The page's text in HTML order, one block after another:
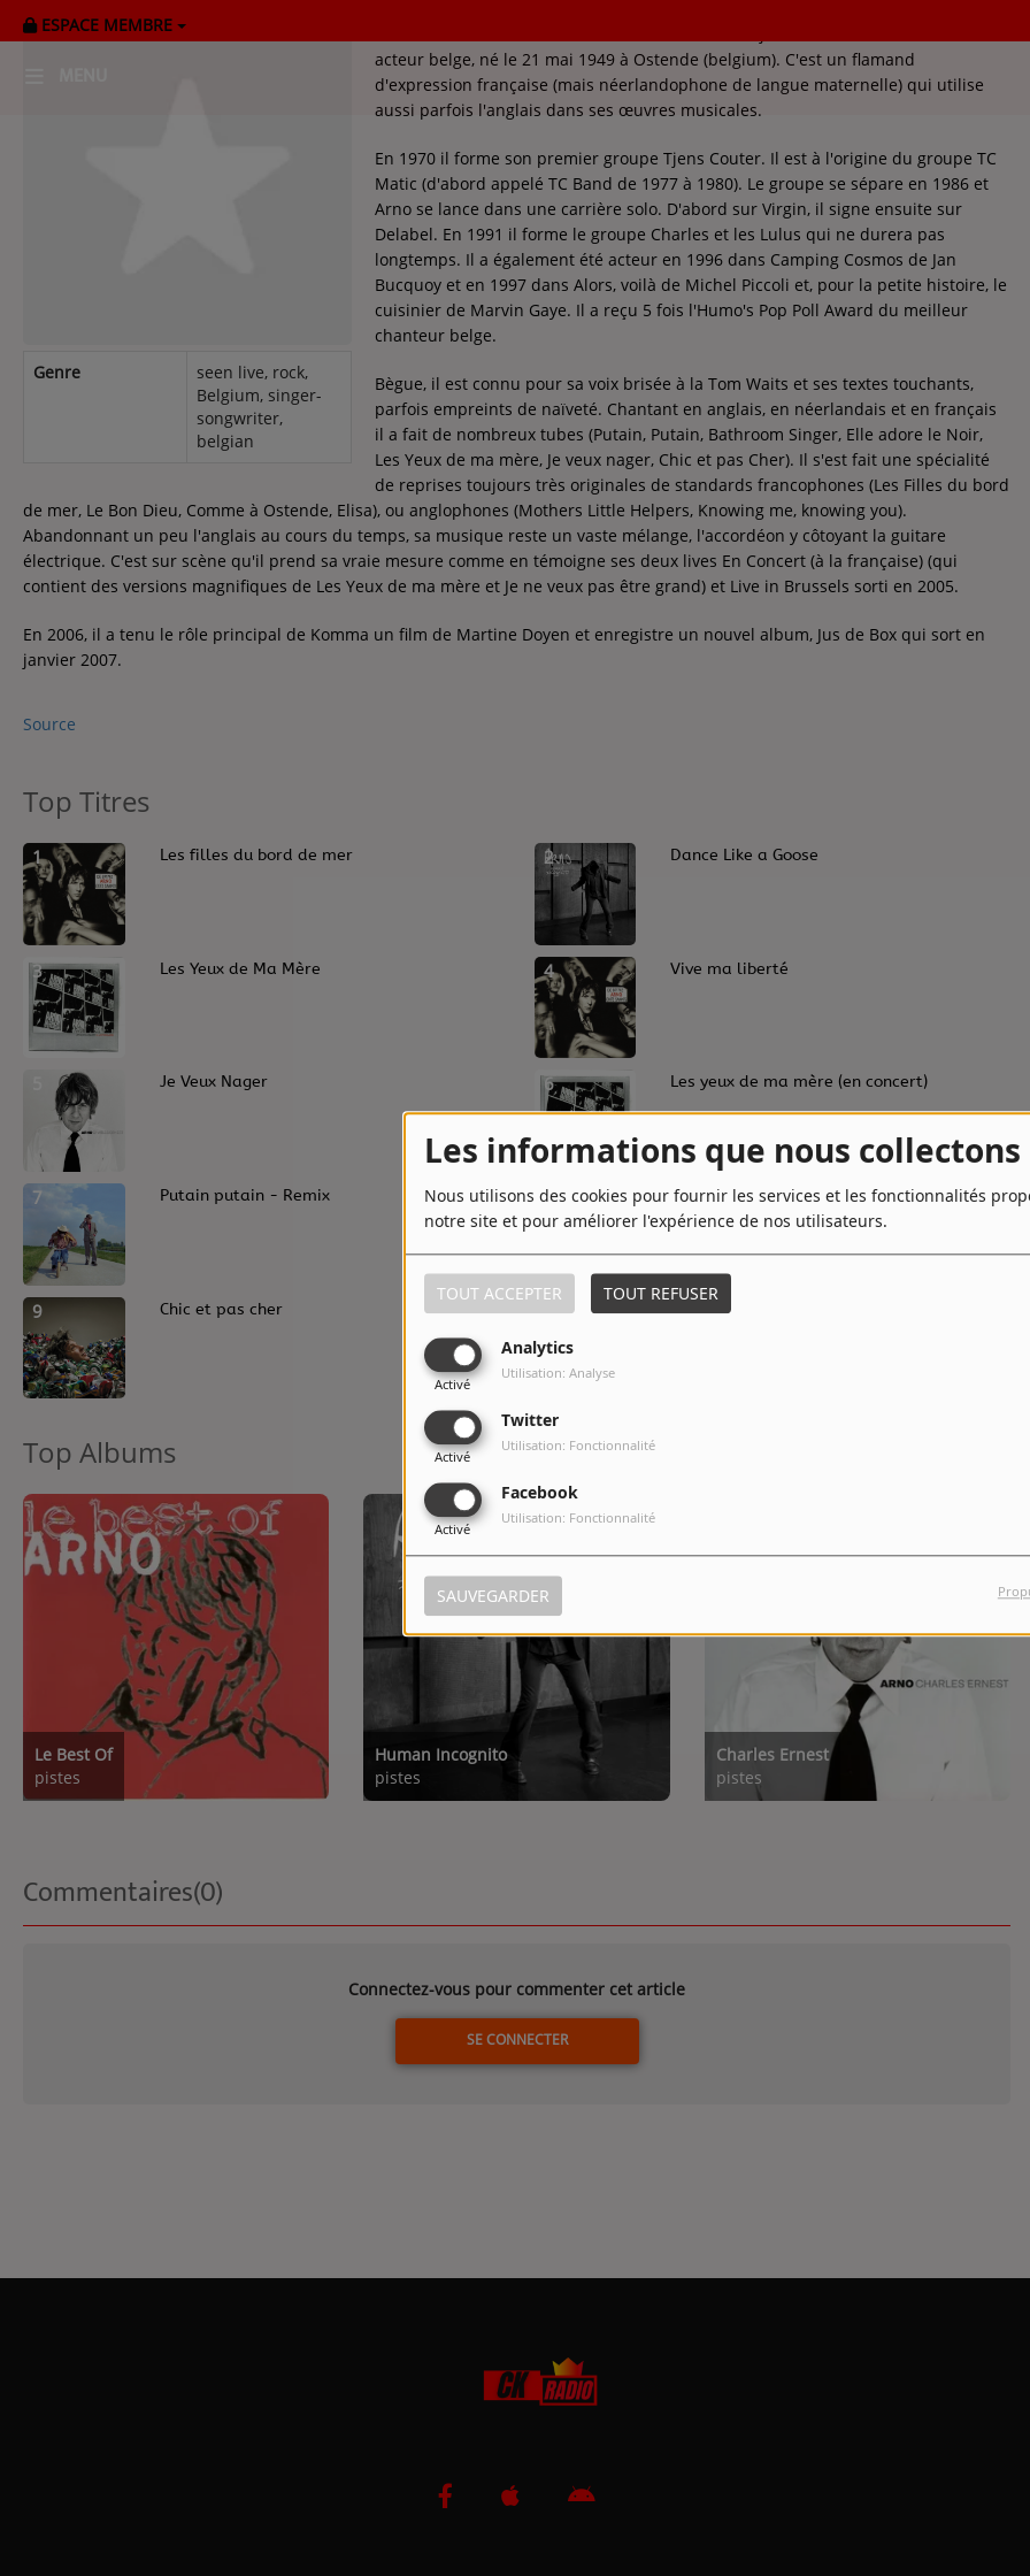
Les informations que nous collectons
Nous utilisons des cookies pour fournir les services et les fonctionnalités
notre site et pour améliorer l'expérience de nos utilisateurs.
TOUT ACCEPTER TOUT REFUSER
Analytics
Activé
Utilisation: Analyse
Twitter
Activé
Utilisation: Fonctionnalité
Facebook
Activé
Utilisation: Fonctionnalité
SAUVEGARDER
ESPACE MEMBRE
Cultur'Ciné - Jean Meurice
Contact
Contact
Régie Publicitaire
Recherche d'un titre
Genre
seen live, rock,
Belgium, singer-
songwriter,
belgian
acteur belge, né le 21 mai 1949 à Ostende (belgium). C'est un flamand
d'expression française (mais néerlandophone de langue maternelle) qui utilise
aussi parfois l'anglais dans ses œuvres musicales.
En 1970 il forme son premier groupe Tjens Couter. Il est à l'origine du groupe TC
Matic (d'abord appelé TC Band de 1977 à 1980). Le groupe se sépare en 1986 et
Arno se lance dans une carrière solo. D'abord sur Virgin, il signe ensuite sur
Delabel. En 1991 il forme le groupe Charles et les Lulus qui ne durera pas
longtemps. Il a également été acteur en 1996 dans Camping Cosmos de Jan
Bucquoy et en 1997 dans Alors, voilà de Michel Piccoli et, pour la petite histoire, le
cuisinier de Marvin Gaye. Il a reçu 5 fois l'Humo's Pop Poll Award du meilleur
chanteur belge.
Bègue, il est connu pour sa voix brisée à la Tom Waits et ses textes touchants,
parfois empreints de naïveté. Chantant en anglais, en néerlandais et en français
il a fait de nombreux tubes (Putain, Putain, Bathroom Singer, Elle adore le Noir,
Les Yeux de ma mère, Je veux nager, Chic et pas Cher). Il s'est fait une spécialité
de reprises toujours très originales de standards francophones (Les Filles du bord
de mer, Le Bon Dieu, Comme à Ostende, Elisa), ou anglophones (Mothers Little Helpers, Knowing me, knowing you).
Abandonnant un peu l'anglais au cours du temps, sa musique reste un vaste mélange, l'accordéon y côtoyant la guitare
électrique. C'est sur scène qu'il prend sa vraie mesure comme en témoigne ses deux lives En Concert (à la française) (qui
contient des versions magnifiques de Les Yeux de ma mère et Je ne veux pas être grand) et Live in Brussels sorti en 2005.
En 2006, il a tenu le rôle principal de Komma un film de Martine Doyen et enregistre un nouvel album, Jus de Box qui sort en
janvier 2007.
Source
Top Titres
1 Les filles du bord de mer 2 Dance Like a Goose
3 Les Yeux de Ma Mère 4 Vive ma liberté
Je Veux Nager 6 Les yeux de ma mère (en concert)
7 Putain putain - Remix 8 Jive To The Beat
9 Chic et pas cher 10 Lonesome Zorro
Top Albums
Le Best Of
pistes
Human Incognito
pistes
Charles Ernest
pistes
Commentaires(0)
Connectez-vous pour commenter cet article
SE CONNECTER